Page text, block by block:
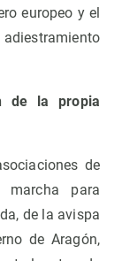
europeo y el
de la propia
de
para
de la avispa
de Aragón,